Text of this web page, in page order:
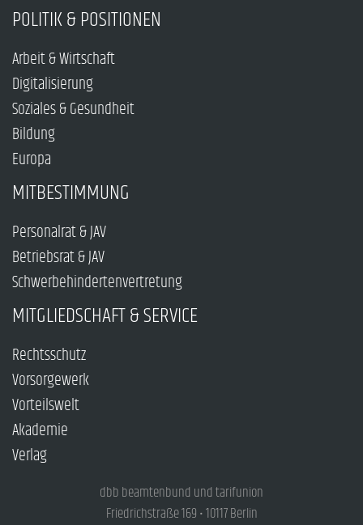
POLITIK & POSITIONEN
Arbeit & Wirtschaft
Digitalisierung
Soziales & Gesundheit
Bildung
Europa
MITBESTIMMUNG
Personalrat & JAV
Betriebsrat & JAV
Schwerbehindertenvertretung
MITGLIEDSCHAFT & SERVICE
Rechtsschutz
Vorsorgewerk
Vorteilswelt
Akademie
Verlag
dbb beamtenbund und tarifunion
Friedrichstraße 169 • 10117 Berlin